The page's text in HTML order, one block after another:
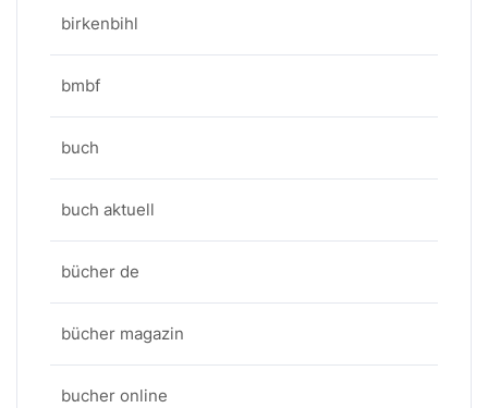
birkenbihl
bmbf
buch
buch aktuell
bücher de
bücher magazin
bucher online